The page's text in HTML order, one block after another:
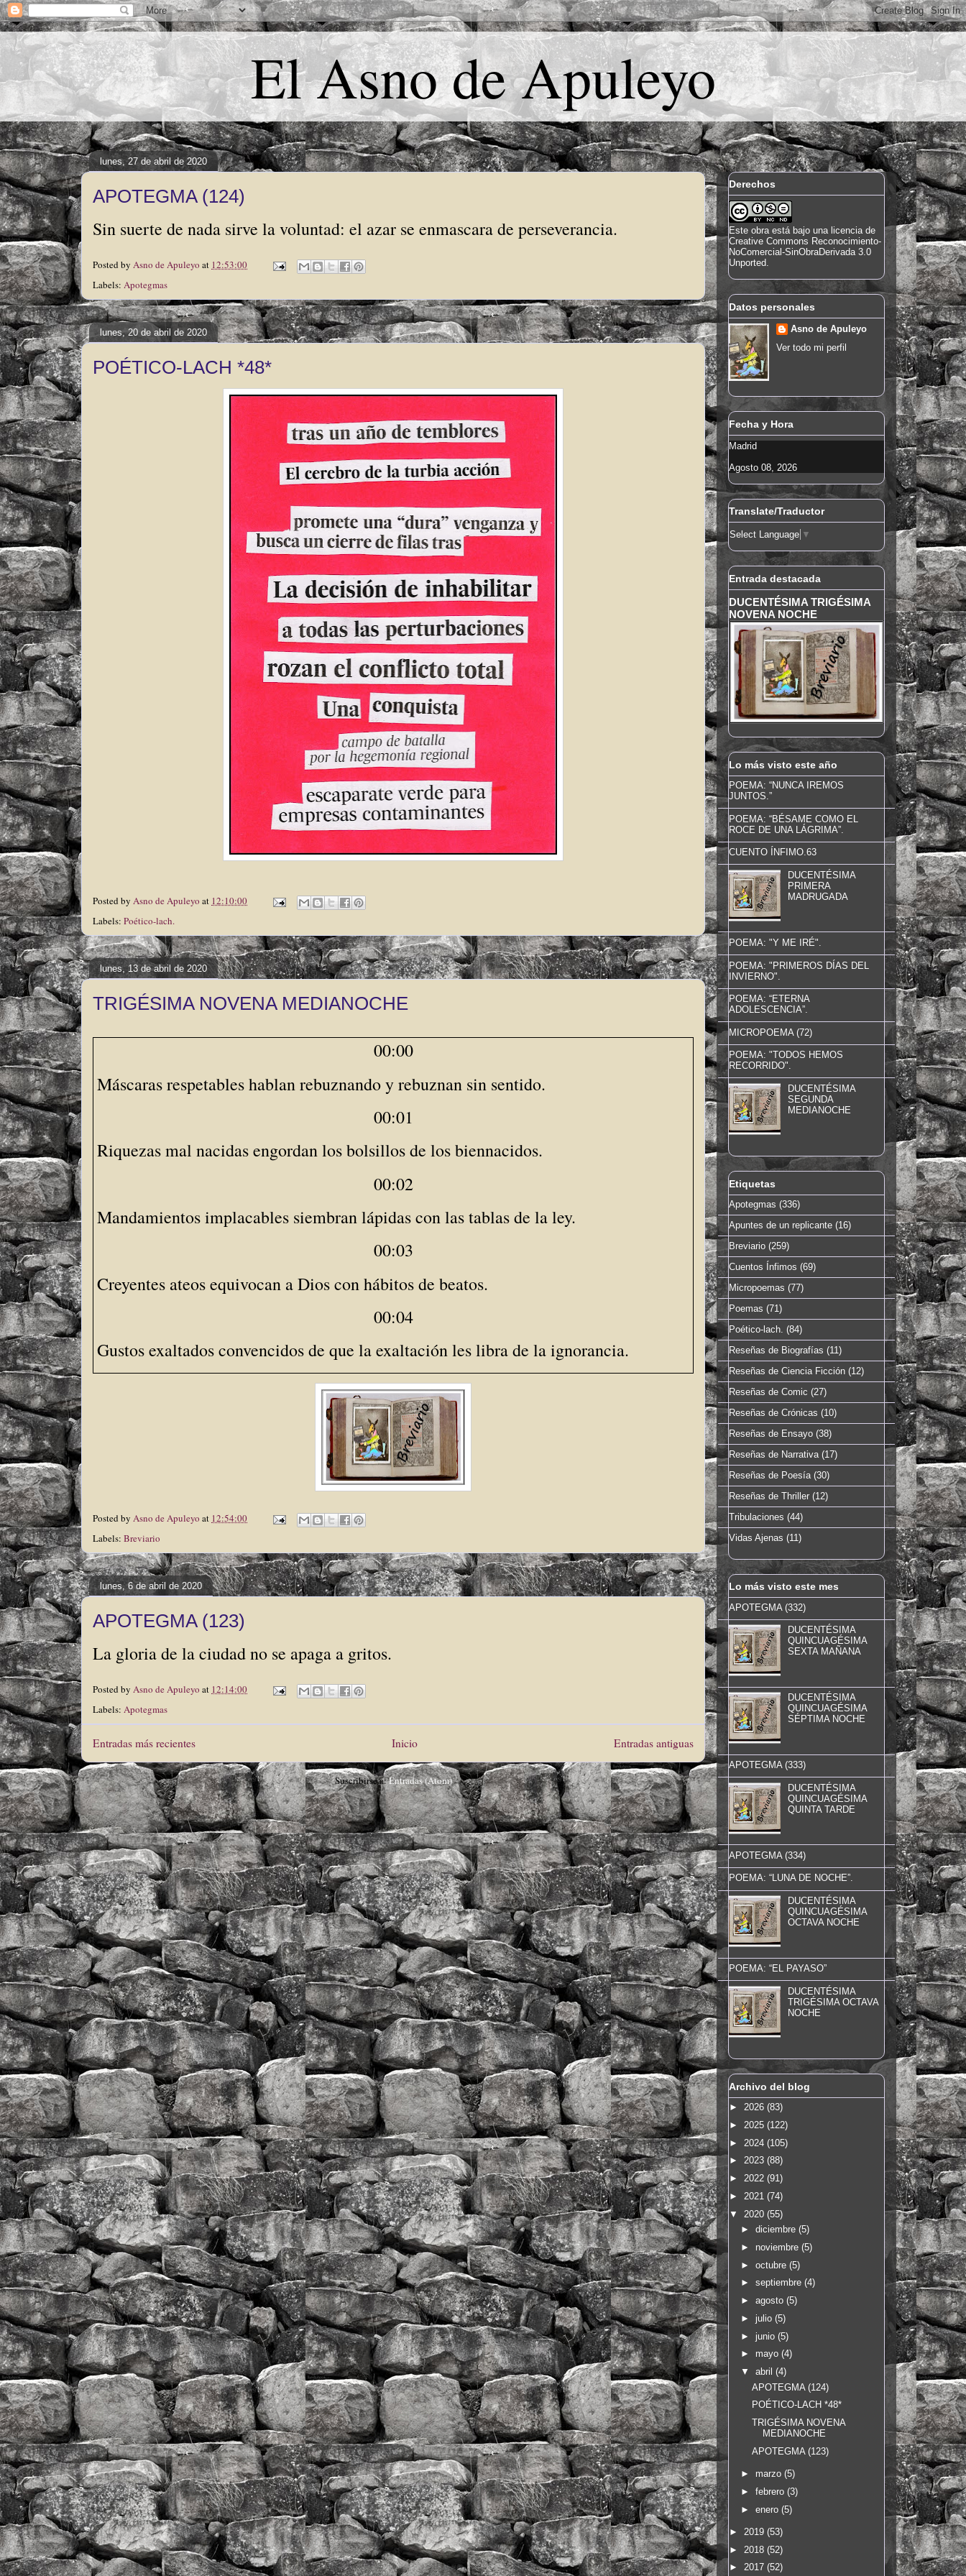
El Asno de Apuleyo
lunes, 27 de abril de 2020
APOTEGMA (124)
Sin suerte de nada sirve la voluntad: el azar se enmascara de perseverancia.
Posted by Asno de Apuleyo at 12:53:00
Labels: Apotegmas
lunes, 20 de abril de 2020
POÉTICO-LACH *48*
Posted by Asno de Apuleyo at 12:10:00
Labels: Poético-lach.
lunes, 13 de abril de 2020
TRIGÉSIMA NOVENA MEDIANOCHE
00:00
Máscaras respetables hablan rebuznando y rebuznan sin sentido.
00:01
Riquezas mal nacidas engordan los bolsillos de los biennacidos.
00:02
Mandamientos implacables siembran lápidas con las tablas de la ley.
00:03
Creyentes ateos equivocan a Dios con hábitos de beatos.
00:04
Gustos exaltados convencidos de que la exaltación les libra de la ignorancia.
Posted by Asno de Apuleyo at 12:54:00
Labels: Breviario
lunes, 6 de abril de 2020
APOTEGMA (123)
La gloria de la ciudad no se apaga a gritos.
Posted by Asno de Apuleyo at 12:14:00
Labels: Apotegmas
Entradas más recientes Entradas antiguas
Inicio
Suscribirse a:Entradas (Atom)
Derechos
Este obraestá bajo una licencia de
Creative Commons Reconocimiento-
NoComercial-SinObraDerivada 3.0
Unported.
Datos personales
Asno de Apuleyo
Ver todo mi perfil
Fecha y Hora
Madrid
Agosto 08, 2026
Translate/Traductor
Select Language ▼
Entrada destacada
DUCENTÉSIMA TRIGÉSIMA
NOVENA NOCHE
Lo más visto este año
POEMA: “NUNCA IREMOS
JUNTOS.”
POEMA: “BÉSAME COMO EL
ROCE DE UNA LÁGRIMA”.
CUENTO ÍNFIMO.63
DUCENTÉSIMA
PRIMERA
MADRUGADA
POEMA: "Y ME IRÉ".
POEMA: "PRIMEROS DÍAS DEL
INVIERNO".
POEMA: “ETERNA
ADOLESCENCIA”.
MICROPOEMA (72)
POEMA: "TODOS HEMOS
RECORRIDO".
DUCENTÉSIMA
SEGUNDA
MEDIANOCHE
Etiquetas
Apotegmas (336)
Apuntes de un replicante (16)
Breviario (259)
Cuentos Ínfimos (69)
Micropoemas (77)
Poemas (71)
Poético-lach. (84)
Reseñas de Biografías (11)
Reseñas de Ciencia Ficción (12)
Reseñas de Comic (27)
Reseñas de Crónicas (10)
Reseñas de Ensayo (38)
Reseñas de Narrativa (17)
Reseñas de Poesía (30)
Reseñas de Thriller (12)
Tribulaciones (44)
Vidas Ajenas (11)
Lo más visto este mes
APOTEGMA (332)
DUCENTÉSIMA
QUINCUAGÉSIMA
SEXTA MAÑANA
DUCENTÉSIMA
QUINCUAGÉSIMA
SÉPTIMA NOCHE
APOTEGMA (333)
DUCENTÉSIMA
QUINCUAGÉSIMA
QUINTA TARDE
APOTEGMA (334)
POEMA: “LUNA DE NOCHE”.
DUCENTÉSIMA
QUINCUAGÉSIMA
OCTAVA NOCHE
POEMA: “EL PAYASO”
DUCENTÉSIMA
TRIGÉSIMA OCTAVA
NOCHE
Archivo del blog
► 2026 (83)
► 2025 (122)
► 2024 (105)
► 2023 (88)
► 2022 (91)
► 2021 (74)
▼ 2020 (55)
► diciembre (5)
► noviembre (5)
► octubre (5)
► septiembre (4)
► agosto (5)
► julio (5)
► junio (5)
► mayo (4)
▼ abril (4)
APOTEGMA (124)
POÉTICO-LACH *48*
TRIGÉSIMA NOVENA
MEDIANOCHE
APOTEGMA (123)
► marzo (5)
► febrero (3)
► enero (5)
► 2019 (53)
► 2018 (52)
► 2017 (52)